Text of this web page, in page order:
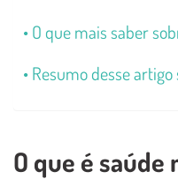
O que mais saber
Resumo desse
O que é saúde